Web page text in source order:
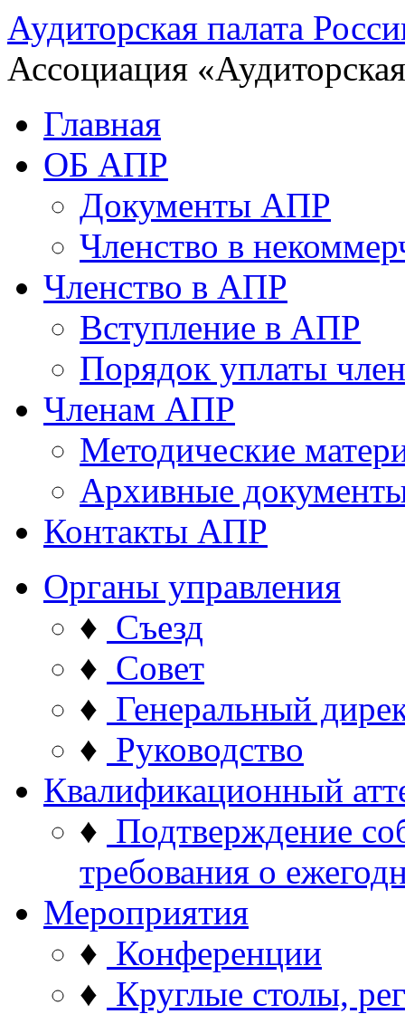
Аудиторская палата
Ассоциация
Главная
ОБ АПР
Документы АПР
Членство в
Членство в АПР
Вступление в АПР
Порядок уплаты
Членам АПР
Методические
Архивные
Контакты АПР
Органы управления
♦ Съезд
♦ Совет
♦ Генеральный
♦ Руководство
Квалификационный
♦ Подтверждение
требования о
Мероприятия
♦ Конференции
♦ Круглые столы,